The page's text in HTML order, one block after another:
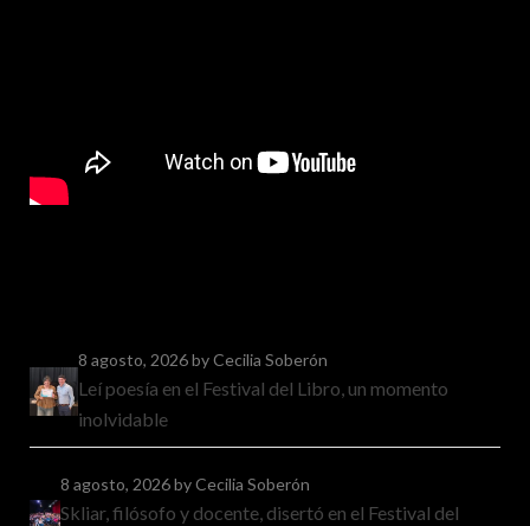
8 agosto, 2026by Cecilia Soberón
Leí poesía en el Festival del Libro, un momento
inolvidable
8 agosto, 2026by Cecilia Soberón
Skliar, filósofo y docente, disertó en el Festival del